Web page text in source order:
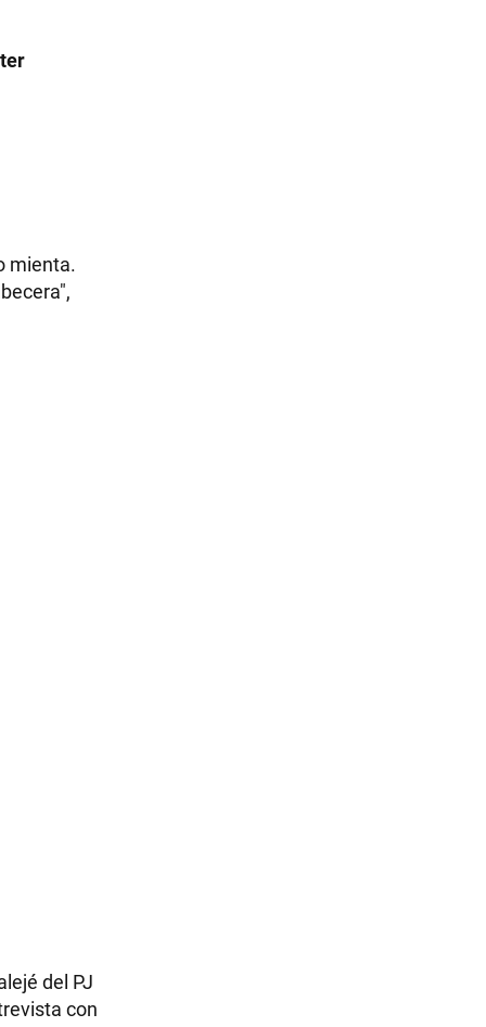
mienta.
del PJ
con